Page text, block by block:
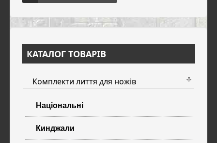
КАТАЛОГ ТОВАРІВ
Комплекти лиття для ножів
Національні
Кинджали